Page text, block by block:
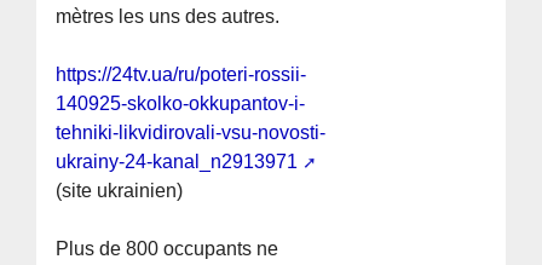
mètres les uns des autres.
https://24tv.ua/ru/poteri-rossii-
140925-skolko-okkupantov-i-
tehniki-likvidirovali-vsu-novosti-
ukrainy-24-kanal_n2913971
(site ukrainien)
Plus de 800 occupants ne